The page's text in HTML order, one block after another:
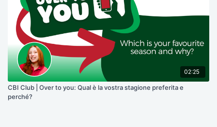
02:25
CBI Club | Over to you: Qual è la vostra stagione preferita e
perché?